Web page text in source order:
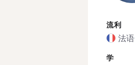
流利
法语
学